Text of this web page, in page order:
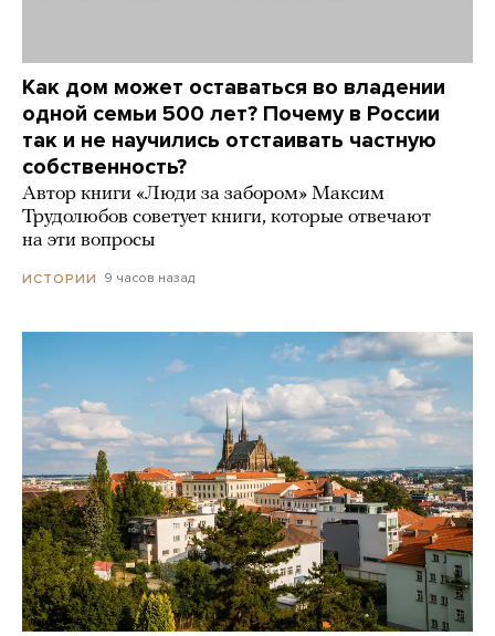
Как дом может оставаться во владении
одной семьи 500 лет? Почему в России
так и не научились отстаивать частную
собственность?
Автор книги «Люди за забором» Максим
Трудолюбов советует книги, которые отвечают
на эти вопросы
ИСТОРИИ 9 часов назад